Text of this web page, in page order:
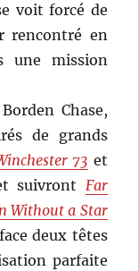
voit forcé de
rencontré en
une mission
Chase,
de grands
73 et
suivront Far
Without a Star
deux têtes
parfaite